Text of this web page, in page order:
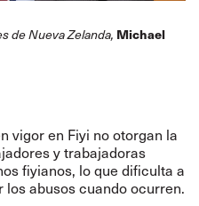
de Nueva Zelanda, Michael
vigor en Fiyi no otorgan la
y trabajadoras
fiyianos, lo que dificulta a
abusos cuando ocurren.